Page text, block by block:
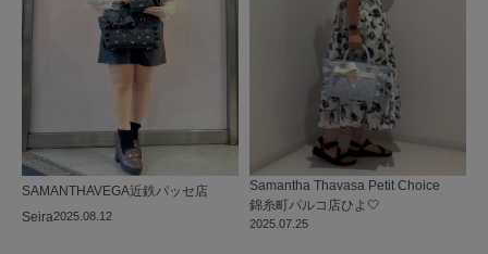
2025.08.12
SAMANTHAVEGA近鉄パッセ店
Seira
2025.07.25
Samantha Thavasa Petit Choice
錦糸町パルコ店ひよ🤍